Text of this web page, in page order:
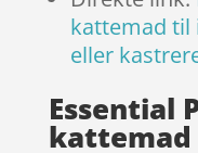
kattemad til
eller
Essential